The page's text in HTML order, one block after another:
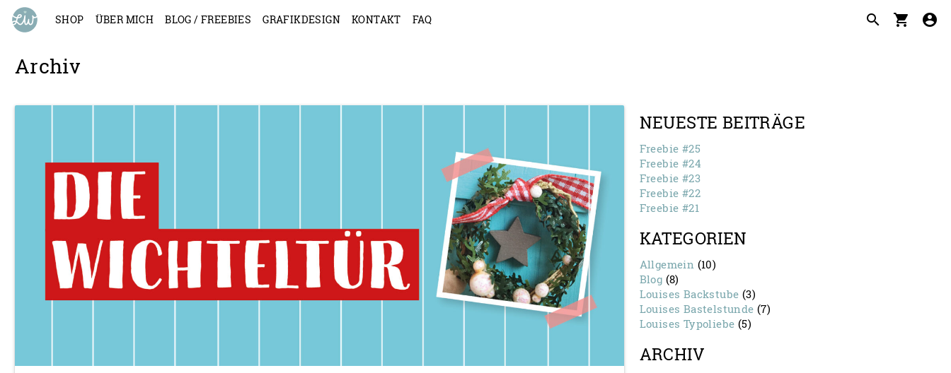
search shopping_cart account_circle
SHOP ÜBER MICH BLOG / FREEBIES GRAFIKDESIGN KONTAKT FAQ
Archiv
NEUESTE BEITRÄGE
Freebie #25
Freebie #24
Freebie #23
Freebie #22
Freebie #21
KATEGORIEN
Allgemein (10)
Blog (8)
Louises Backstube (3)
Louises Bastelstunde (7)
Louises Typoliebe (5)
ARCHIV